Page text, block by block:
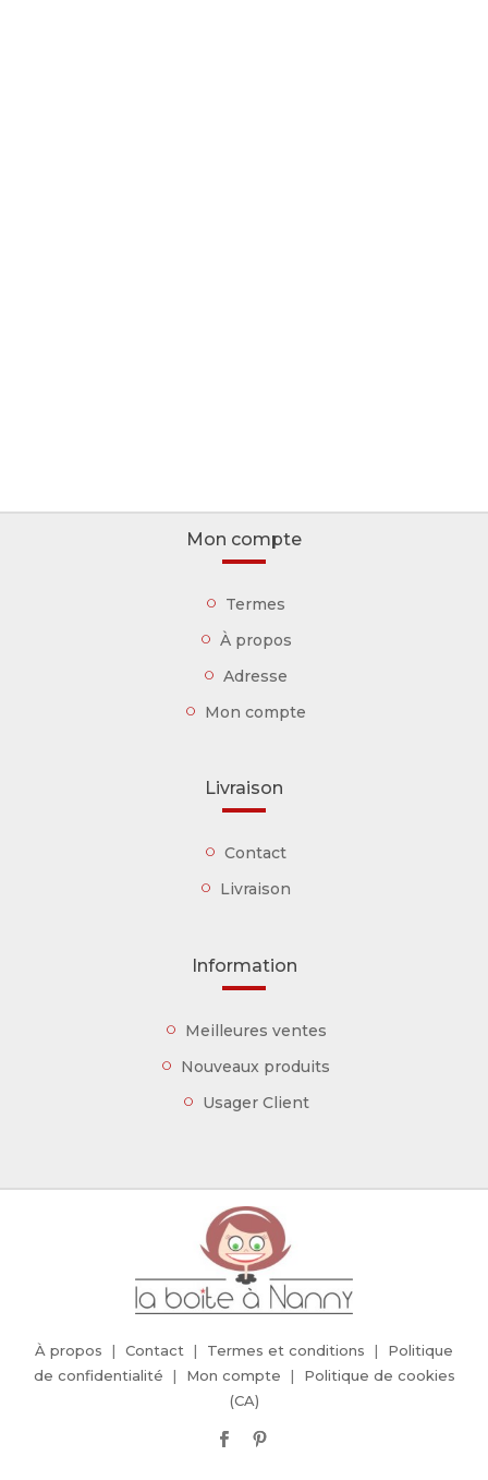
Mon compte
Termes
À propos
Adresse
Mon compte
Livraison
Contact
Livraison
Information
Meilleures ventes
Nouveaux produits
Usager Client
À propos Contact Termes et conditions
Politique
de confidentialité
Mon compte
Politique de cookies
(CA)